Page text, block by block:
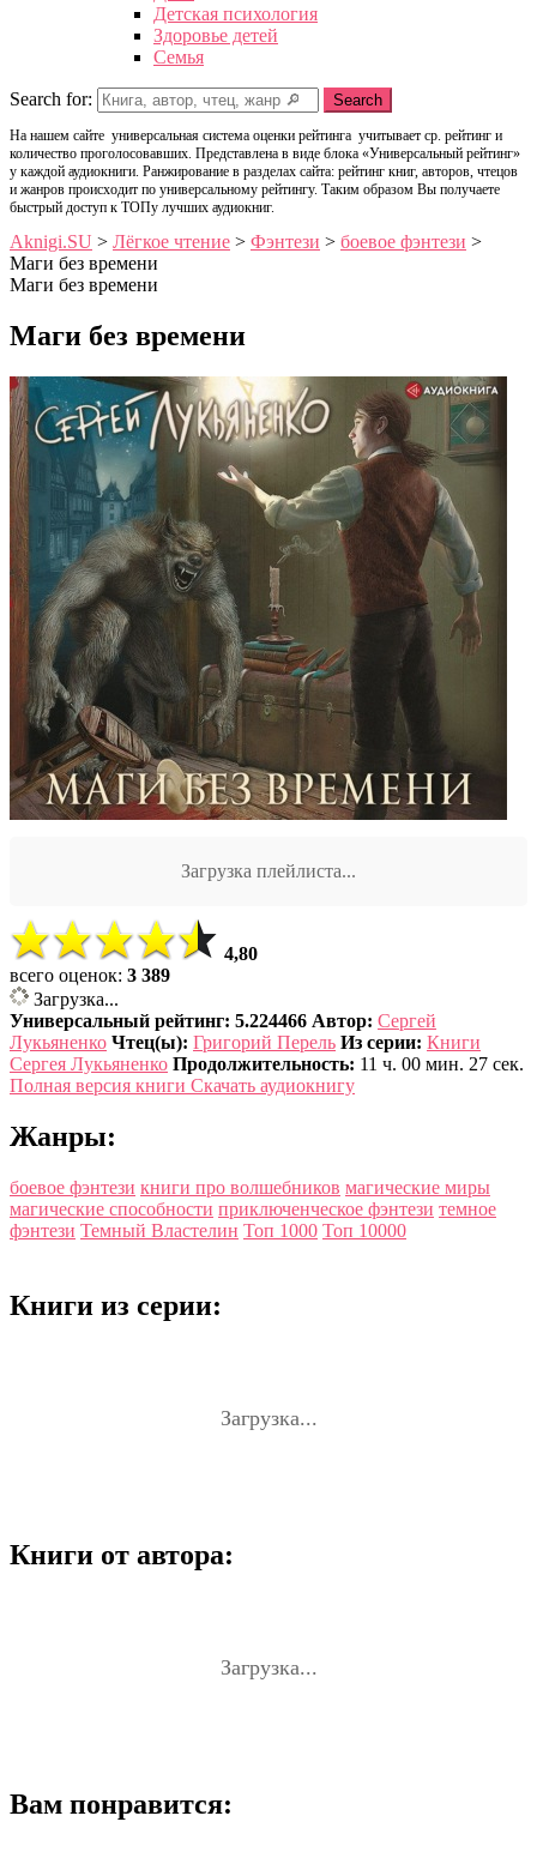
Детская психология
Здоровье детей
Семья
Search for: Search
На нашем сайте универсальная система оценки рейтинга учитывает ср. рейтинг и
количество проголосовавших. Представлена в виде блока «Универсальный рейтинг»
у каждой аудиокниги. Ранжирование в разделах сайта: рейтинг книг, авторов, чтецов
и жанров происходит по универсальному рейтингу. Таким образом Вы получаете
быстрый доступ к ТОПу лучших аудиокниг.
Aknigi.SU > Лёгкое чтение > Фэнтези > боевое фэнтези >
Маги без времени
Маги без времени
Маги без времени
Загрузка плейлиста...
4,80
всего оценок: 3 389
Загрузка...
Универсальный рейтинг: 5.224466 Автор: Сергей
Лукьяненко Чтец(ы): Григорий Перель Из серии: Книги
Сергея Лукьяненко Продолжительность: 11 ч. 00 мин. 27 сек.
Полная версия книги Скачать аудиокнигу
Жанры:
боевое фэнтези книги про волшебников магические миры
магические способности приключенческое фэнтези темное
фэнтези Темный Властелин Топ 1000 Топ 10000
Книги из серии:
Загрузка...
Книги от автора:
Загрузка...
Вам понравится: